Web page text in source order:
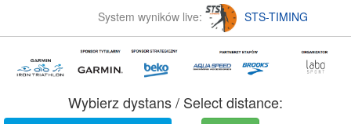
System wyników live: STS-TIMING
Wybierz dystans / Select distance: